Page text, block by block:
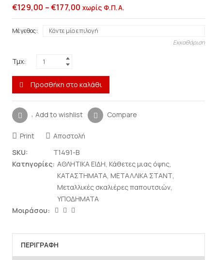
€129,00 –€177,00 χωρίς Φ.Π.Α.
Μέγεθος
Εκκαθάριση
Τμχ:
Προσθήκη στο καλάθι
Add to wishlist Compare
Print
Αποστολή
SKU:
T1491-B
Κατηγορίες: ΑΘΛΗΤΙΚΑ ΕΙΔΗ, Κάθετες μιας όψης,
ΚΑΤΑΣΤΗΜΑΤΑ, ΜΕΤΑΛΛΙΚΑ ΣΤΑΝΤ,
Μεταλλικές σκαλιέρες παπουτσιών,
ΥΠΟΔΗΜΑΤΑ
Μοιράσου:
ΠΕΡΙΓΡΑΦΉ